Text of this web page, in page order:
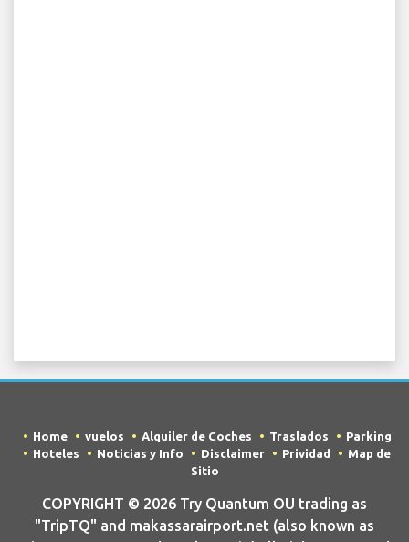
Home vuelos Alquiler de Coches Traslados
Parking
Hoteles
Noticias y Info Disclaimer Prividad
Map de
Sitio
COPYRIGHT © 2026 Try Quantum OU trading as
"TripTQ" and makassarairport.net (also known as